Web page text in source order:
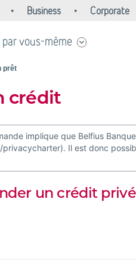
Business Corporate
par vous-même
prêt
crédit
implique que Belfius
Il est donc
un crédit privé